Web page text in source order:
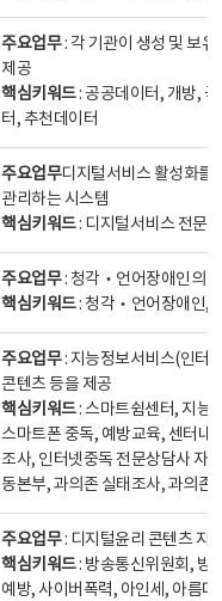
주요업무: 각 기관이 생성 및 보
제공
핵심키워드: 공공데이터, 개방,
터, 추천데이터
주요업무디지털서비스 활성화를
관리하는 시스템
핵심키워드: 디지털서비스 전문
주요업무: 청각‧언어장애인의
핵심키워드: 청각‧언어장애인,
주요업무: 지능정보서비스(인터
콘텐츠 등을 제공
핵심키워드: 스마트쉼센터, 지능
스마트폰 중독, 예방교육, 센터내
조사, 인터넷중독 전문상담사 자
동본부, 과의존 실태조사, 과의존
주요업무: 디지털윤리 콘텐츠 지
핵심키워드: 방송통신위원회, 방
예방, 사이버폭력, 아인세, 아름